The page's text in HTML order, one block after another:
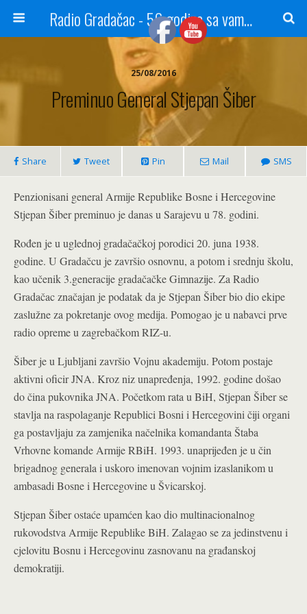
Radio Gradačac - 56 godina sa vama...
25/08/2016
Preminuo General Stjepan Šiber
Share Tweet Pin Mail SMS
Penzionisani general Armije Republike Bosne i Hercegovine
Stjepan Šiber preminuo je danas u Sarajevu u 78. godini.
Rođen je u uglednoj gradačačkoj porodici 20. juna 1938.
godine. U Gradačcu je završio osnovnu, a potom i srednju školu,
kao učenik 3.generacije gradačačke Gimnazije. Za Radio
Gradačac značajan je podatak da je Stjepan Šiber bio dio ekipe
zaslužne za pokretanje ovog medija. Pomogao je u nabavci prve
radio opreme u zagrebačkom RIZ-u.
Šiber je u Ljubljani završio Vojnu akademiju. Potom postaje
aktivni oficir JNA. Kroz niz unapređenja, 1992. godine došao
do čina pukovnika JNA. Početkom rata u BiH, Stjepan Šiber se
stavlja na raspolaganje Republici Bosni i Hercegovini čiji organi
ga postavljaju za zamjenika načelnika komandanta Štaba
Vrhovne komande Armije RBiH. 1993. unaprijeđen je u čin
brigadnog generala i uskoro imenovan vojnim izaslanikom u
ambasadi Bosne i Hercegovine u Švicarskoj.
Stjepan Šiber ostaće upamćen kao dio multinacionalnog
rukovodstva Armije Republike BiH. Zalagao se za jedinstvenu i
cjelovitu Bosnu i Hercegovinu zasnovanu na građanskoj
demokratiji.